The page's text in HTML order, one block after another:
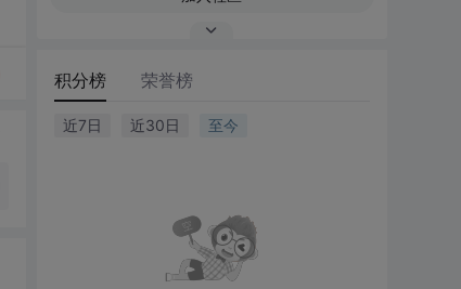
积分榜 荣誉榜
近7日 近30日 至今